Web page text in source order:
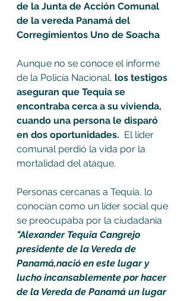
de la Junta de Acción Comunal
de la vereda Panamá del
Corregimientos Uno de Soacha
Aunque no se conoce el informe
de la Policía Nacional, los testigos
aseguran que Tequia se
encontraba cerca a su vivienda,
cuando una persona le disparó
en dos oportunidades.
  El líder
comunal perdió la vida por la
mortalidad del ataque.
Personas cercanas a Tequia, lo
conocían como un líder social que
se preocupaba por la ciudadanía
"Alexander Tequia Cangrejo
presidente de la Vereda de
Panamá,nació en este lugar y
lucho incansablemente por hacer
de la Vereda de Panamá un lugar